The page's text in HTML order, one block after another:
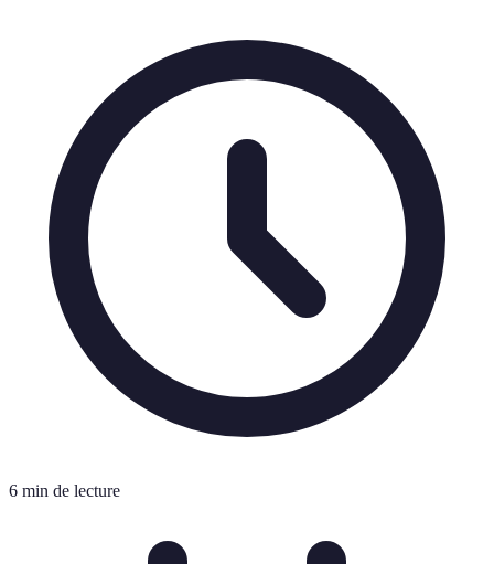
6 min de lecture